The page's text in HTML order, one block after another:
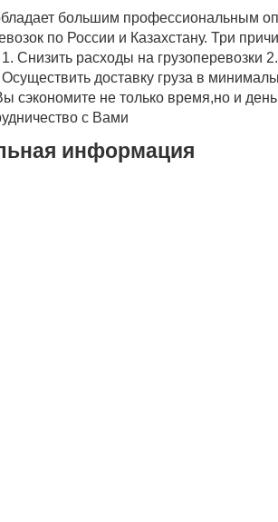
большим профессиональным
по России и Казахстану. Три
Снизить расходы на грузоперевозки
доставку груза в
сэкономите не только время,но и
с Вами
информация